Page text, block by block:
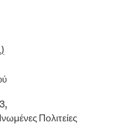
Πολιτείες